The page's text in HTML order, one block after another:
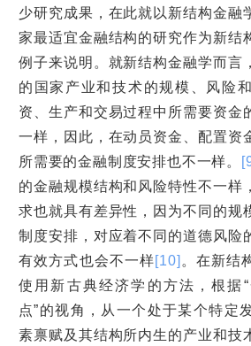
少研究成果，在此就以新结构金融
家最适宜金融结构的研究作为新结
例子来说明。就新结构金融学而言
的国家产业和技术的规模、风险
资、生产和交易过程中所需要资金
一样，因此，在动员资金、配置资
所需要的金融制度安排也不一样。
的金融规模结构和风险特性不一样
求也就具有差异性，因为不同的规
制度安排，对应着不同的道德风险
有效方式也会不一样[10] 。在新结
使用新古典经济学的方法，根据
点”的视角，从一个处于某个特定
素禀赋及其结构所内生的产业和技